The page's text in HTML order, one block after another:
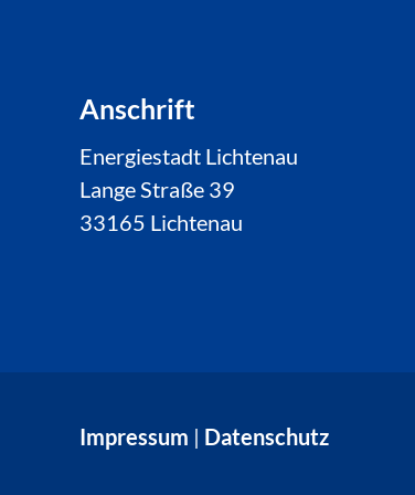
Anschrift
Energiestadt Lichtenau
Lange Straße 39
33165 Lichtenau
Impressum | Datenschutz